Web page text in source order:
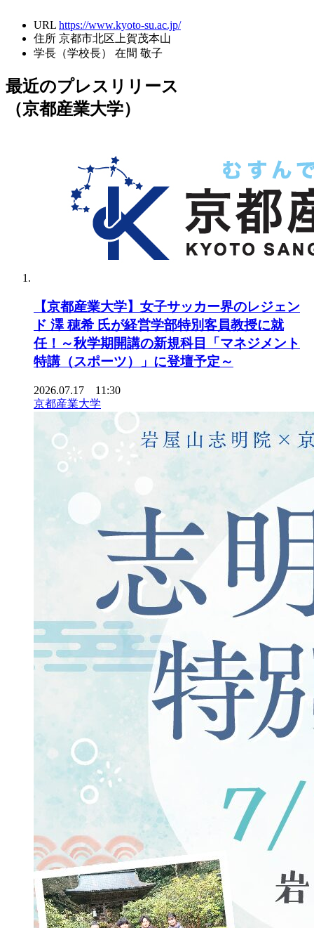
URL https://www.kyoto-su.ac.jp/
住所 京都市北区上賀茂本山
学長（学校長）
在間 敬子
最近のプレスリリース
（京都産業大学）
【京都産業大学】女子サッカー界のレジェン
ド 澤 穂希 氏が経営学部特別客員教授に就
任！～秋学期開講の新規科目「マネジメント
特講（スポーツ）」に登壇予定～
2026.07.17 11:30
京都産業大学